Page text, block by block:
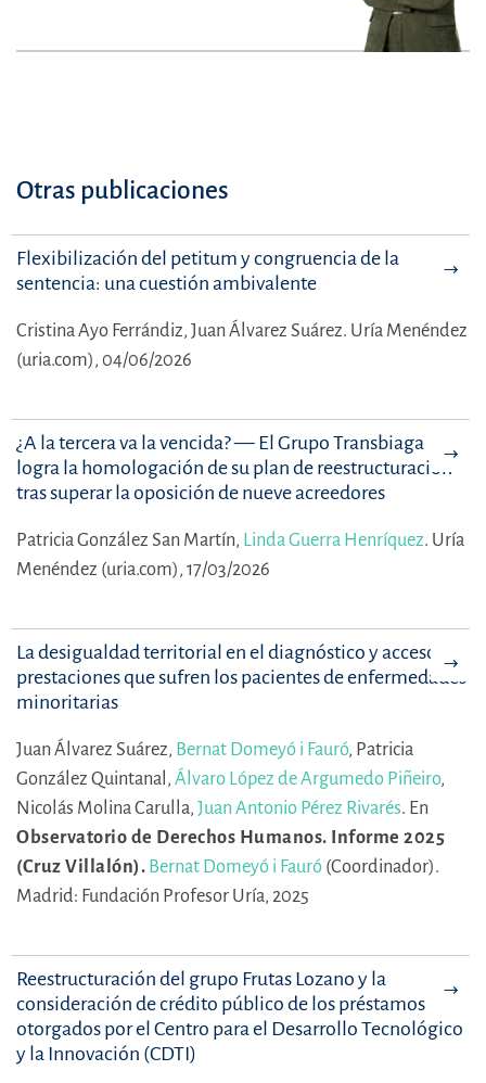
Otras publicaciones
Flexibilización del petitum y congruencia de la
sentencia: una cuestión ambivalente
Cristina Ayo Ferrándiz, Juan Álvarez Suárez. Uría Menéndez
(uria.com), 04/06/2026
¿A la tercera va la vencida? — El Grupo Transbiaga
logra la homologación de su plan de reestructuración
tras superar la oposición de nueve acreedores
Patricia González San Martín, Linda Guerra Henríquez. Uría
Menéndez (uria.com), 17/03/2026
La desigualdad territorial en el diagnóstico y acceso a
prestaciones que sufren los pacientes de enfermedades
minoritarias
Juan Álvarez Suárez, Bernat Domeyó i Fauró, Patricia
González Quintanal, Álvaro López de Argumedo Piñeiro,
Nicolás Molina Carulla, Juan Antonio Pérez Rivarés. En
Observatorio de Derechos Humanos. Informe 2025
(Cruz Villalón). Bernat Domeyó i Fauró (Coordinador).
Madrid: Fundación Profesor Uría, 2025
Reestructuración del grupo Frutas Lozano y la
consideración de crédito público de los préstamos
otorgados por el Centro para el Desarrollo Tecnológico
y la Innovación (CDTI)